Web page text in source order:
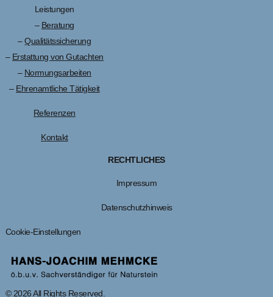
© 2026 All Rights Reserved.
Leistungen
– Beratung
–Qualitätssicherung
– Erstattung von Gutachten
– Normungsarbeiten
– Ehrenamtliche Tätigkeit
Referenzen
Kontakt
RECHTLICHES
Impressum
Datenschutzhinweis
Cookie-Einstellungen